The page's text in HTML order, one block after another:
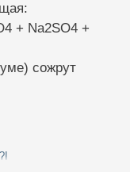
+ Na2SO4 +
сожрут